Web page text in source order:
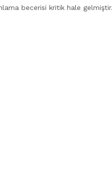
becerisi kritik hale gelmiştir.